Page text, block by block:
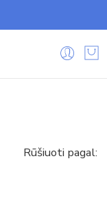
Rūšiuoti pagal: